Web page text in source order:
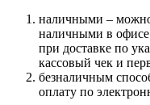
наличными – можно
наличными в офисе
при доставке по
кассовый чек и
безналичным
оплату по